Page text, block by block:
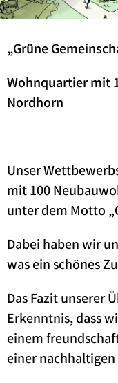
„Grüne
Wohnquartier mit
Nordhorn
Unser
mit 100
unter dem Motto
Dabei haben wir
was ein schönes
Das Fazit unserer
Erkenntnis, dass
einem
einer